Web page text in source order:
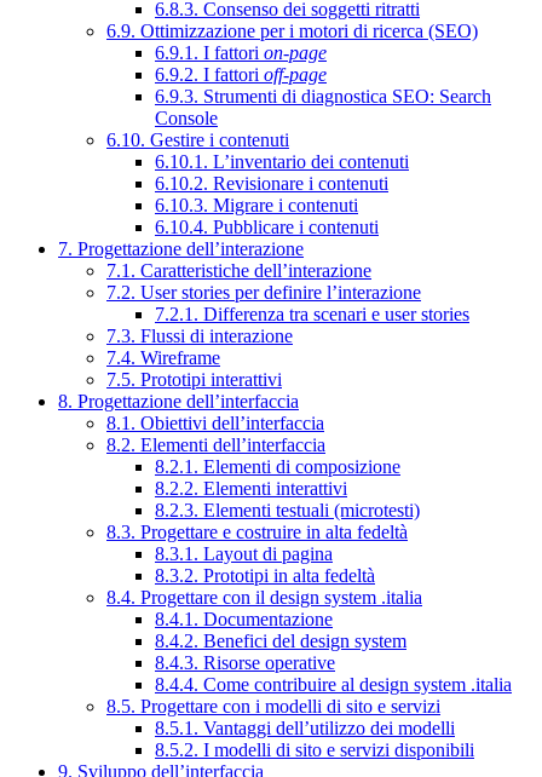
6.8.3. Consenso dei soggetti ritratti
6.9. Ottimizzazione per i motori di ricerca (SEO)
6.9.1. I fattori on-page
6.9.2. I fattori off-page
6.9.3. Strumenti di diagnostica SEO: Search
Console
6.10. Gestire i contenuti
6.10.1. L’inventario dei contenuti
6.10.2. Revisionare i contenuti
6.10.3. Migrare i contenuti
6.10.4. Pubblicare i contenuti
7. Progettazione dell’interazione
7.1. Caratteristiche dell’interazione
7.2. User stories per definire l’interazione
7.2.1. Differenza tra scenari e user stories
7.3. Flussi di interazione
7.4. Wireframe
7.5. Prototipi interattivi
8. Progettazione dell’interfaccia
8.1. Obiettivi dell’interfaccia
8.2. Elementi dell’interfaccia
8.2.1. Elementi di composizione
8.2.2. Elementi interattivi
8.2.3. Elementi testuali (microtesti)
8.3. Progettare e costruire in alta fedeltà
8.3.1. Layout di pagina
8.3.2. Prototipi in alta fedeltà
8.4. Progettare con il design system .italia
8.4.1. Documentazione
8.4.2. Benefici del design system
8.4.3. Risorse operative
8.4.4. Come contribuire al design system .italia
8.5. Progettare con i modelli di sito e servizi
8.5.1. Vantaggi dell’utilizzo dei modelli
8.5.2. I modelli di sito e servizi disponibili
9. Sviluppo dell’interfaccia